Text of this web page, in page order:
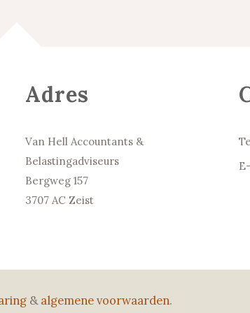
Adres
Van Hell Accountants &
Belastingadviseurs
Bergweg 157
3707 AC Zeist
&algemene voorwaarden.